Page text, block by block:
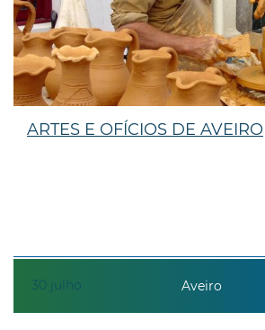
30 julho
ARTES E OFÍCIOS DE AVEIRO
Aveiro